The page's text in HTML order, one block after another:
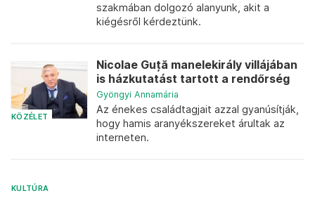
szakmában dolgozó alanyunk, akit a
kiégésről kérdeztünk.
KÖZÉLET
Nicolae Guță manelekirály villájában
is házkutatást tartott a rendőrség
Gyöngyi Annamária
Az énekes családtagjait azzal gyanúsítják,
hogy hamis aranyékszereket árultak az
interneten.
KULTÚRA